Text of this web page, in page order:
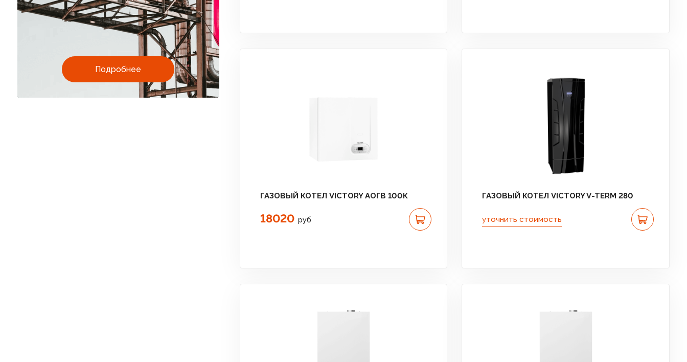
Подробнее
ГАЗОВЫЙ КОТЕЛ VICTORY АОГВ 100К
18020 руб
ГАЗОВЫЙ КОТЕЛ VICTORY V-TERM 280
уточнить стоимость